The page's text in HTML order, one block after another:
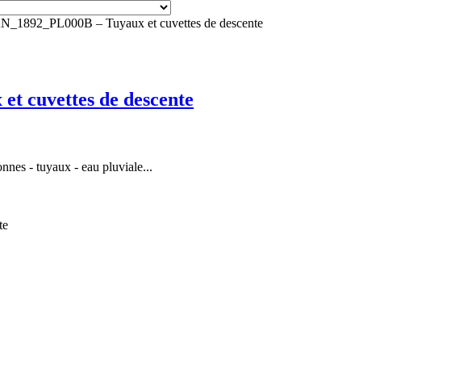
– Tuyaux et cuvettes de descente
cuvettes de descente
- tuyaux - eau pluviale...